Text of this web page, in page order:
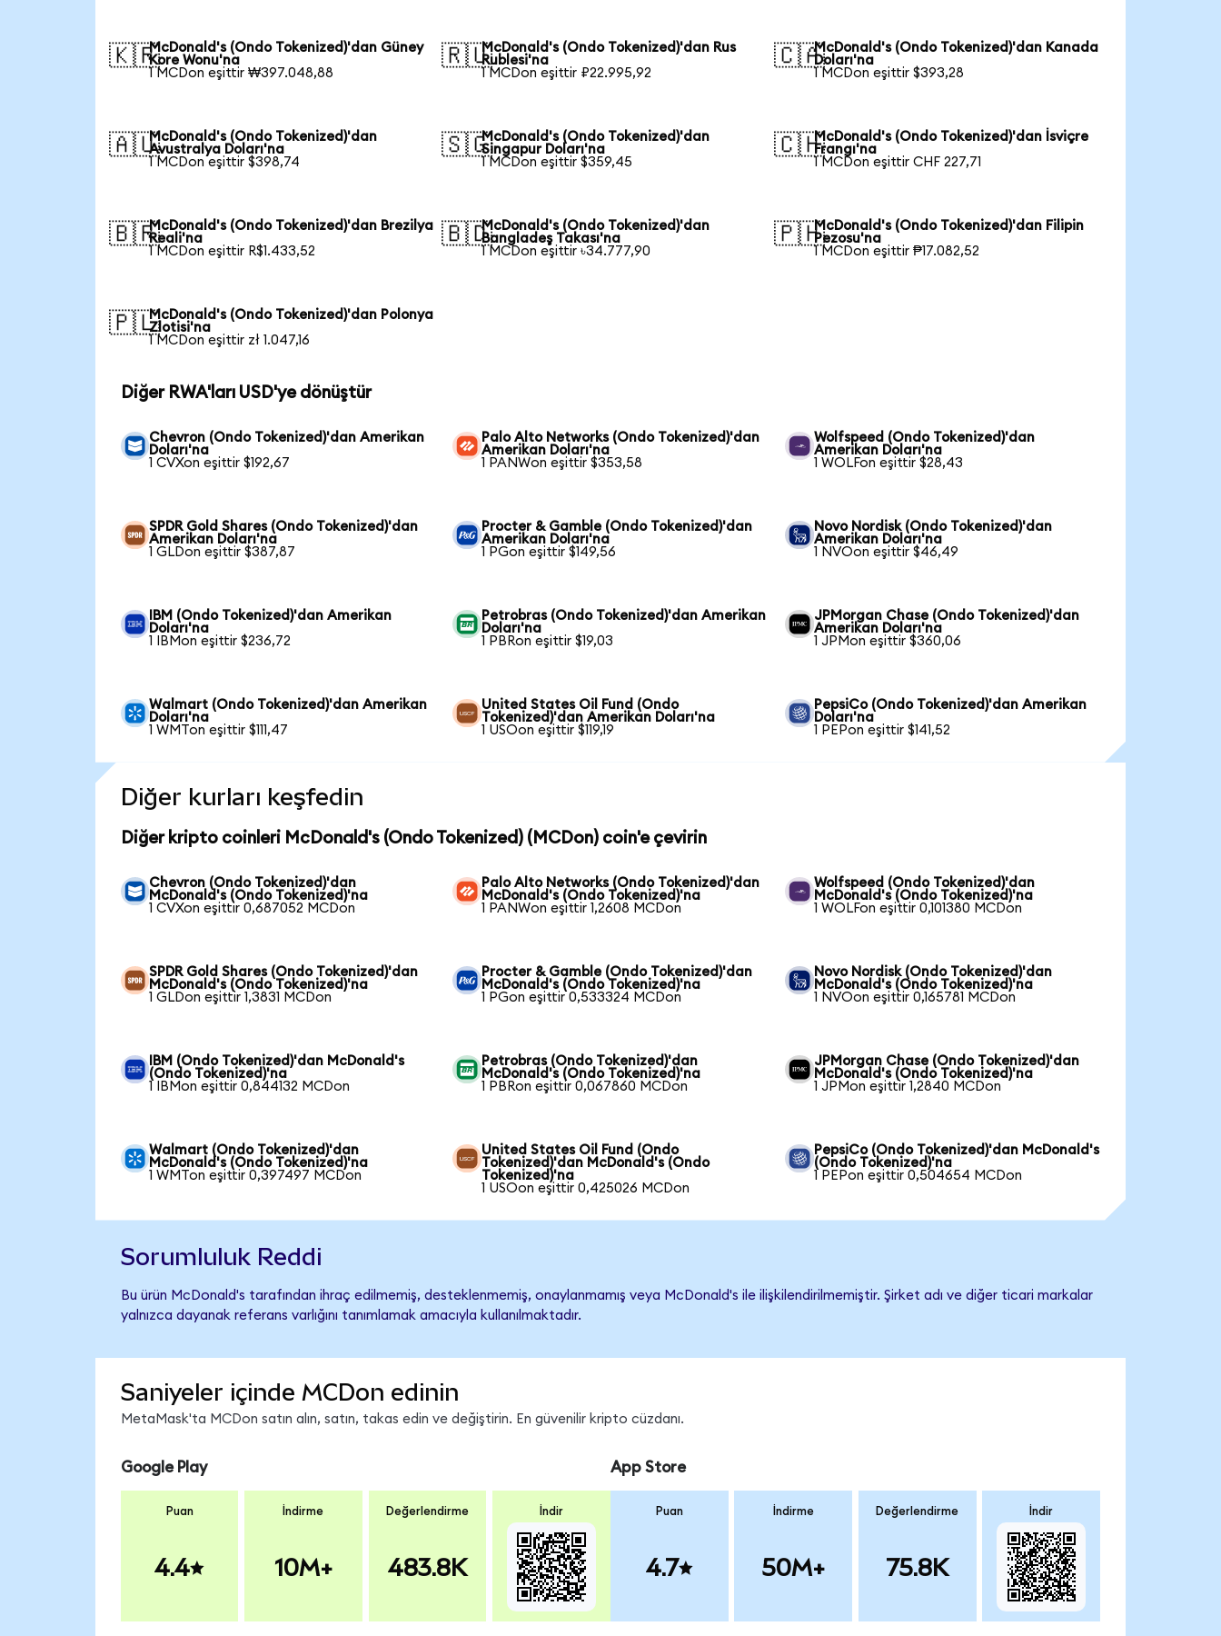
🇰🇷McDonald's (Ondo Tokenized)'dan Güney
Kore Wonu'na
1 MCDon eşittir ₩397.048,88
🇷🇺McDonald's (Ondo Tokenized)'dan Rus
Rublesi'na
1 MCDon eşittir ₽22.995,92
🇨🇦McDonald's (Ondo Tokenized)'dan Kanada
Doları'na
1 MCDon eşittir $393,28
🇦🇺McDonald's (Ondo Tokenized)'dan
Avustralya Doları'na
1 MCDon eşittir $398,74
🇸🇬McDonald's (Ondo Tokenized)'dan
Singapur Doları'na
1 MCDon eşittir $359,45
🇨🇭McDonald's (Ondo Tokenized)'dan İsviçre
Frangı'na
1 MCDon eşittir CHF 227,71
🇧🇷McDonald's (Ondo Tokenized)'dan Brezilya
Reali'na
1 MCDon eşittir R$1.433,52
🇧🇩McDonald's (Ondo Tokenized)'dan
Bangladeş Takası'na
1 MCDon eşittir ৳34.777,90
🇵🇭McDonald's (Ondo Tokenized)'dan Filipin
Pezosu'na
1 MCDon eşittir ₱17.082,52
🇵🇱McDonald's (Ondo Tokenized)'dan Polonya
Zlotisi'na
1 MCDon eşittir zł 1.047,16
Diğer RWA'ları USD'ye dönüştür
Chevron (Ondo Tokenized)'dan Amerikan
Doları'na
1 CVXon eşittir $192,67
Palo Alto Networks (Ondo Tokenized)'dan
Amerikan Doları'na
1 PANWon eşittir $353,58
Wolfspeed (Ondo Tokenized)'dan
Amerikan Doları'na
1 WOLFon eşittir $28,43
SPDR Gold Shares (Ondo Tokenized)'dan
Amerikan Doları'na
1 GLDon eşittir $387,87
Procter & Gamble (Ondo Tokenized)'dan
Amerikan Doları'na
1 PGon eşittir $149,56
Novo Nordisk (Ondo Tokenized)'dan
Amerikan Doları'na
1 NVOon eşittir $46,49
IBM (Ondo Tokenized)'dan Amerikan
Doları'na
1 IBMon eşittir $236,72
Petrobras (Ondo Tokenized)'dan Amerikan
Doları'na
1 PBRon eşittir $19,03
JPMorgan Chase (Ondo Tokenized)'dan
Amerikan Doları'na
1 JPMon eşittir $360,06
Walmart (Ondo Tokenized)'dan Amerikan
Doları'na
1 WMTon eşittir $111,47
United States Oil Fund (Ondo
Tokenized)'dan Amerikan Doları'na
1 USOon eşittir $119,19
PepsiCo (Ondo Tokenized)'dan Amerikan
Doları'na
1 PEPon eşittir $141,52
Diğer kurları keşfedin
Diğer kripto coinleri McDonald's (Ondo Tokenized) (MCDon) coin'e çevirin
Chevron (Ondo Tokenized)'dan
McDonald's (Ondo Tokenized)'na
1 CVXon eşittir 0,687052 MCDon
Palo Alto Networks (Ondo Tokenized)'dan
McDonald's (Ondo Tokenized)'na
1 PANWon eşittir 1,2608 MCDon
Wolfspeed (Ondo Tokenized)'dan
McDonald's (Ondo Tokenized)'na
1 WOLFon eşittir 0,101380 MCDon
SPDR Gold Shares (Ondo Tokenized)'dan
McDonald's (Ondo Tokenized)'na
1 GLDon eşittir 1,3831 MCDon
Procter & Gamble (Ondo Tokenized)'dan
McDonald's (Ondo Tokenized)'na
1 PGon eşittir 0,533324 MCDon
Novo Nordisk (Ondo Tokenized)'dan
McDonald's (Ondo Tokenized)'na
1 NVOon eşittir 0,165781 MCDon
IBM (Ondo Tokenized)'dan McDonald's
(Ondo Tokenized)'na
1 IBMon eşittir 0,844132 MCDon
Petrobras (Ondo Tokenized)'dan
McDonald's (Ondo Tokenized)'na
1 PBRon eşittir 0,067860 MCDon
JPMorgan Chase (Ondo Tokenized)'dan
McDonald's (Ondo Tokenized)'na
1 JPMon eşittir 1,2840 MCDon
Walmart (Ondo Tokenized)'dan
McDonald's (Ondo Tokenized)'na
1 WMTon eşittir 0,397497 MCDon
United States Oil Fund (Ondo
Tokenized)'dan McDonald's (Ondo
Tokenized)'na
1 USOon eşittir 0,425026 MCDon
PepsiCo (Ondo Tokenized)'dan McDonald's
(Ondo Tokenized)'na
1 PEPon eşittir 0,504654 MCDon
Sorumluluk Reddi
Bu ürün McDonald's tarafından ihraç edilmemiş, desteklenmemiş, onaylanmamış veya McDonald's ile ilişkilendirilmemiştir. Şirket adı ve diğer ticari markalar
yalnızca dayanak referans varlığını tanımlamak amacıyla kullanılmaktadır.
Saniyeler içinde MCDon edinin
MetaMask'ta MCDon satın alın, satın, takas edin ve değiştirin. En güvenilir kripto cüzdanı.
Google Play
Puan
4.4
İndirme
10M+
Değerlendirme
483.8K
İndir
App Store
Puan
4.7
İndirme
50M+
Değerlendirme
75.8K
İndir